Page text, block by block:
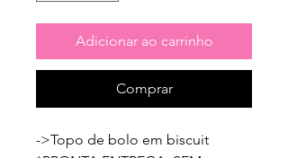
Adicionar ao carrinho
Comprar
->Topo de bolo em biscuit